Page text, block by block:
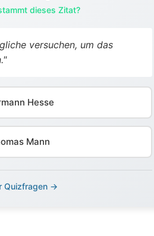
dieses Zitat?
versuchen, um das
Hesse
Mann
Quizfragen →